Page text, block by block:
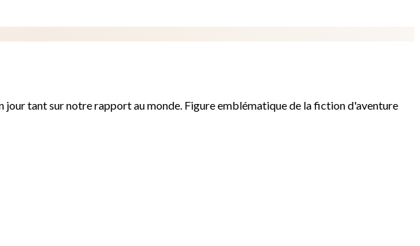
jour tant sur notre rapport au monde. Figure emblématique de la fiction d'aventure